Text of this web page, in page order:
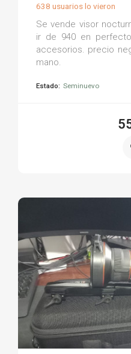
638 usuarios lo vieron
Se vende visor
ir de 940 en
accesorios. precio
mano.
Estado: Seminuevo